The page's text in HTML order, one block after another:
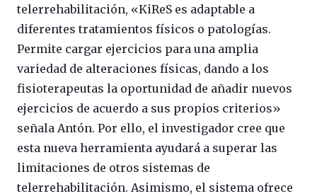
telerrehabilitación, «KiReS es adaptable a
diferentes tratamientos físicos o patologías.
Permite cargar ejercicios para una amplia
variedad de alteraciones físicas, dando a los
fisioterapeutas la oportunidad de añadir nuevos
ejercicios de acuerdo a sus propios criterios»
señala Antón. Por ello, el investigador cree que
esta nueva herramienta ayudará a superar las
limitaciones de otros sistemas de
telerrehabilitación. Asimismo, el sistema ofrece